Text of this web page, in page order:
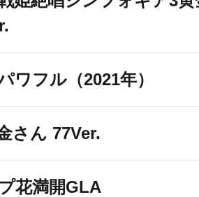
ワフル（2021年）
さん 77Ver.
花満開GLA